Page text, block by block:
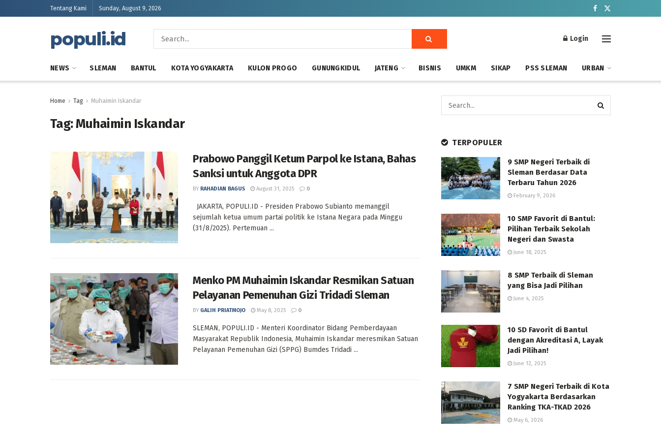
Tentang Kami Sunday, August 9, 2026
populi.id Login
NEWS SLEMAN BANTUL KOTA YOGYAKARTA KULON PROGO GUNUNGKIDUL JATENG BISNIS UMKM SIKAP PSS SLEMAN URBAN
Home Tag Muhaimin Iskandar
Tag:Muhaimin Iskandar
Prabowo Panggil Ketum Parpol ke Istana, Bahas
Sanksi untuk Anggota DPR
BY RAHADIAN BAGUS August 31, 2025 0
JAKARTA, POPULI.ID - Presiden Prabowo Subianto memanggil
sejumlah ketua umum partai politik ke Istana Negara pada Minggu
(31/8/2025). Pertemuan ...
Menko PM Muhaimin Iskandar Resmikan Satuan
Pelayanan Pemenuhan Gizi Tridadi Sleman
BY GALIH PRIATMOJO May 8, 2025 0
SLEMAN, POPULI.ID - Menteri Koordinator Bidang Pemberdayaan
Masyarakat Republik Indonesia, Muhaimin Iskandar meresmikan Satuan
Pelayanan Pemenuhan Gizi (SPPG) Bumdes Tridadi ...
TERPOPULER
9 SMP Negeri Terbaik di
Sleman Berdasar Data
Terbaru Tahun 2026
February 9, 2026
10 SMP Favorit di Bantul:
Pilihan Terbaik Sekolah
Negeri dan Swasta
June 18, 2025
8 SMP Terbaik di Sleman
yang Bisa Jadi Pilihan
June 4, 2025
10 SD Favorit di Bantul
dengan Akreditasi A, Layak
Jadi Pilihan!
June 12, 2025
7 SMP Negeri Terbaik di Kota
Yogyakarta Berdasarkan
Ranking TKA-TKAD 2026
May 6, 2026